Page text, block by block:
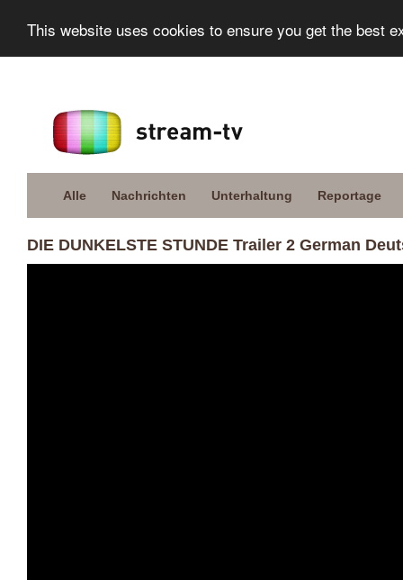
This website uses cookies to ensure you get the best
Alle Nachrichten Unterhaltung Reportage
DIE DUNKELSTE STUNDE Trailer 2 German